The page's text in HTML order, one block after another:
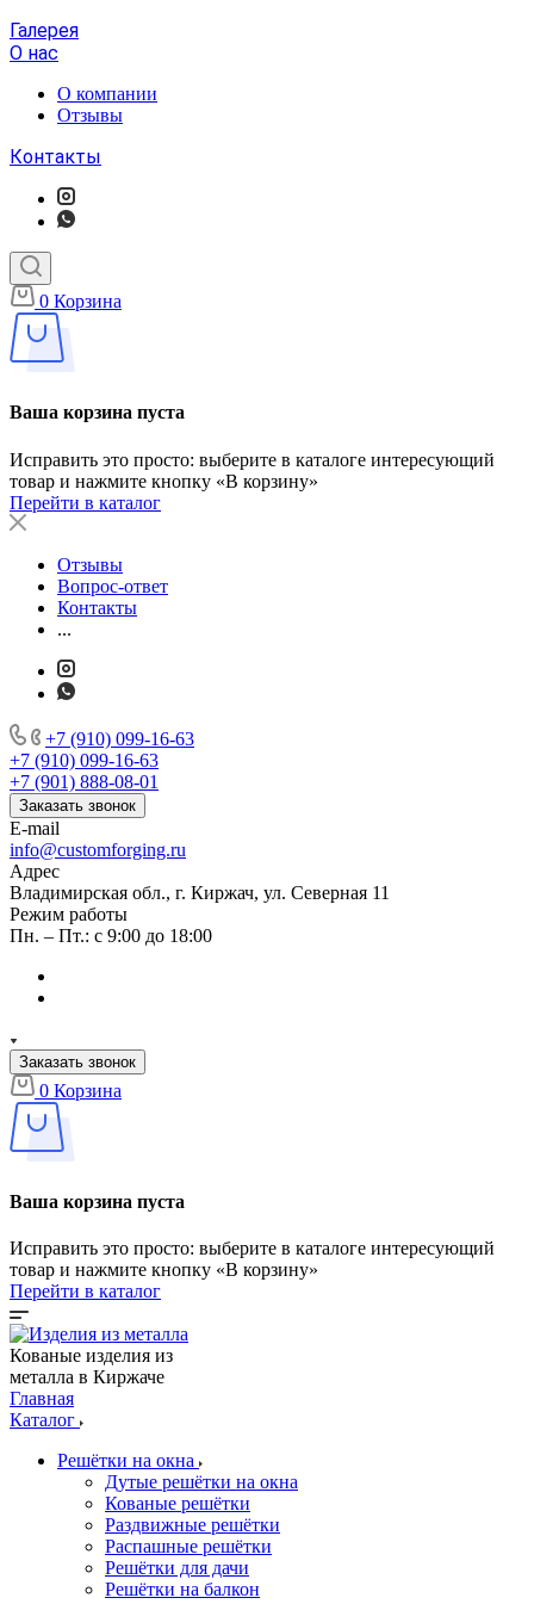
Галерея
О нас
О компании
Отзывы
Контакты
0 Корзина
Ваша корзина пуста
Исправить это просто: выберите в каталоге интересующий
товар и нажмите кнопку «В корзину»
Перейти в каталог
Отзывы
Вопрос-ответ
Контакты
...
+7 (910) 099-16-63
+7 (910) 099-16-63
+7 (901) 888-08-01
Заказать звонок
E-mail
info@customforging.ru
Адрес
Владимирская обл., г. Киржач, ул. Северная 11
Режим работы
Пн. – Пт.: с 9:00 до 18:00
Заказать звонок
0 Корзина
Ваша корзина пуста
Исправить это просто: выберите в каталоге интересующий
товар и нажмите кнопку «В корзину»
Перейти в каталог
Кованые изделия из
металла в Киржаче
Главная
Каталог
Решётки на окна
Дутые решётки на окна
Кованые решётки
Раздвижные решётки
Распашные решётки
Решётки для дачи
Решётки на балкон